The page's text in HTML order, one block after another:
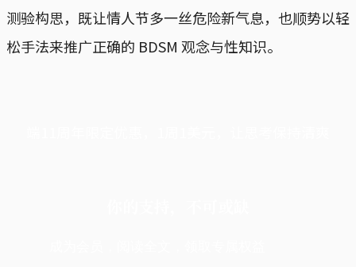
测验构思，既让情人节多一丝危险新气息，也顺势以轻
松手法来推广正确的 BDSM 观念与性知识。